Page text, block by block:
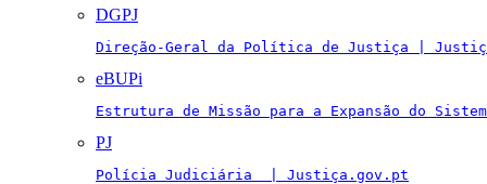
DGPJ
Direção-Geral da Política de Justiça |
eBUPi
Estrutura de Missão para a Expansão do
PJ
Polícia Judiciária  | Justiça.gov.pt